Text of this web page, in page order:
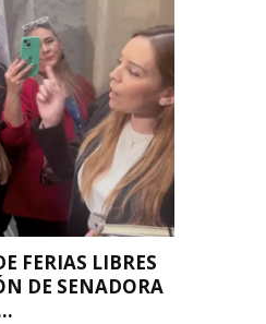
FERIAS LIBRES
DE SENADORA